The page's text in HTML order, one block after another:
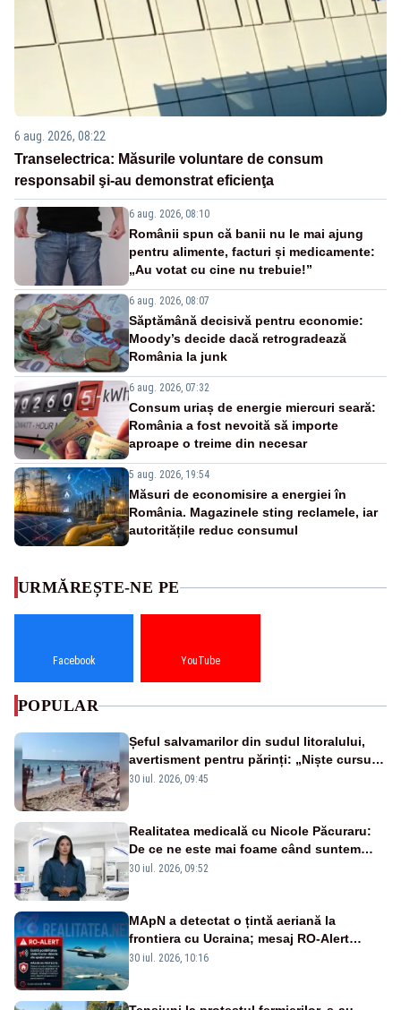
6 aug. 2026, 08:22
Transelectrica: Măsurile voluntare de consum
responsabil şi-au demonstrat eficienţa
6 aug. 2026, 08:10
Românii spun că banii nu le mai ajung
pentru alimente, facturi și medicamente:
„Au votat cu cine nu trebuie!”
6 aug. 2026, 08:07
Săptămână decisivă pentru economie:
Moody’s decide dacă retrogradează
România la junk
6 aug. 2026, 07:32
Consum uriaș de energie miercuri seară:
România a fost nevoită să importe
aproape o treime din necesar
5 aug. 2026, 19:54
Măsuri de economisire a energiei în
România. Magazinele sting reclamele, iar
autoritățile reduc consumul
URMĂREȘTE-NE PE
Facebook YouTube
POPULAR
Șeful salvamarilor din sudul litoralului,
avertisment pentru părinți: „Niște cursuri
de înot la piscină nu sunt suficiente”
30 iul. 2026, 09:45
Realitatea medicală cu Nicole Păcuraru:
De ce ne este mai foame când suntem
obosiți?
30 iul. 2026, 09:52
MApN a detectat o țintă aeriană la
frontiera cu Ucraina; mesaj RO-Alert
transmis în județul Tulcea
30 iul. 2026, 10:16